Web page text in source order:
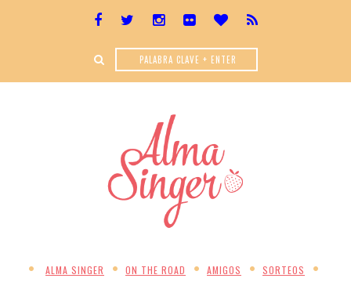
ALMA SINGER ON THE ROAD AMIGOS SORTEOS